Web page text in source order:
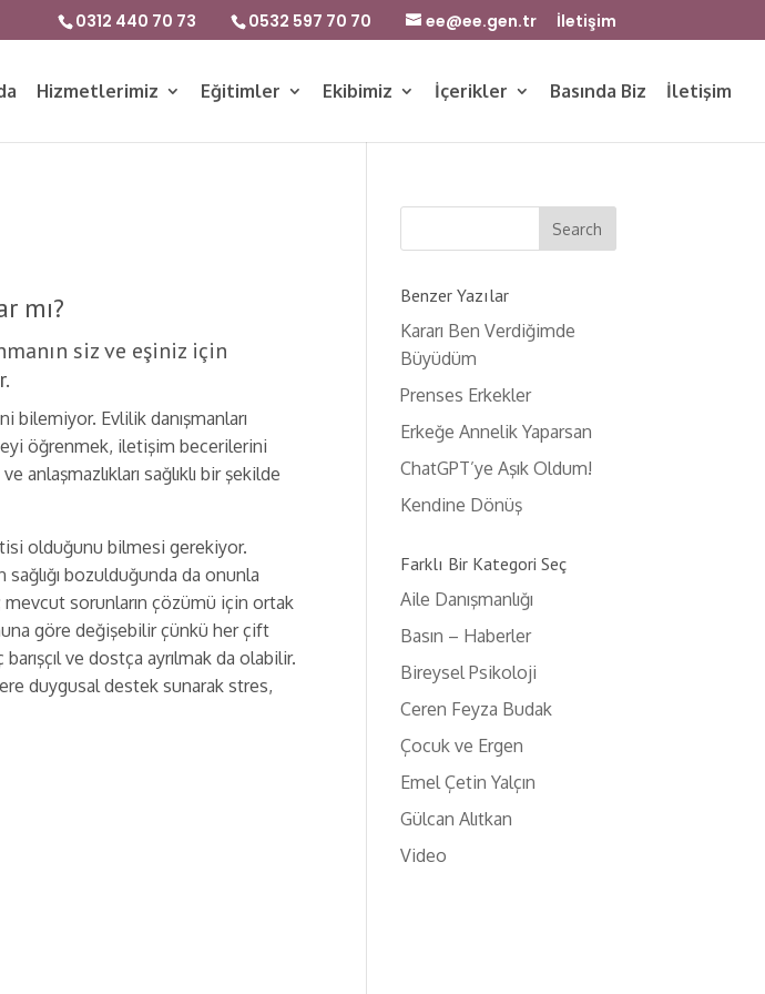
0312 440 70 73 0532 597 70 70 ee@ee.gen.tr İletişim
Hizmetlerimiz Eğitimler Ekibimiz İçerikler Basında Biz İletişim
mı?
siz ve eşiniz için
bilemiyor. Evlilik danışmanları
öğrenmek, iletişim becerilerini
anlaşmazlıkları sağlıklı bir şekilde
olduğunu bilmesi gerekiyor.
sağlığı bozulduğunda da onunla
sorunların çözümü için ortak
göre değişebilir çünkü her çift
ve dostça ayrılmak da olabilir.
duygusal destek sunarak stres,
Benzer Yazılar
Kararı Ben Verdiğimde
Büyüdüm
Prenses Erkekler
Erkeğe Annelik Yaparsan
ChatGPT’ye Aşık Oldum!
Kendine Dönüş
Farklı Bir Kategori Seç
Aile Danışmanlığı
Basın – Haberler
Bireysel Psikoloji
Ceren Feyza Budak
Çocuk ve Ergen
Emel Çetin Yalçın
Gülcan Alıtkan
Video